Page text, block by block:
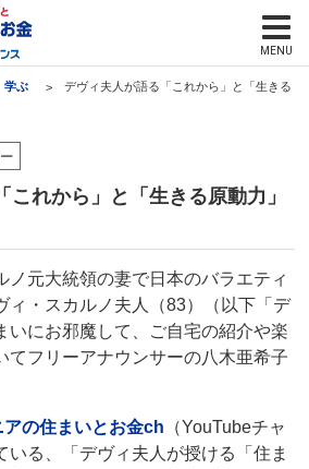
学ぶ
デヴィ夫人が語る「これから」と「生きる
これから」と「生きる原動力」
ノ元大統領の妻で日本のバラエティ
ィ・スカルノ夫人（83）（以下「デ
いにお邪魔して、ご自宅の紹介や楽
てフリーアナウンサーの八木亜希子
の住まいとお金ch （YouTubeチャ
いる、「デヴィ夫人が授ける「住ま